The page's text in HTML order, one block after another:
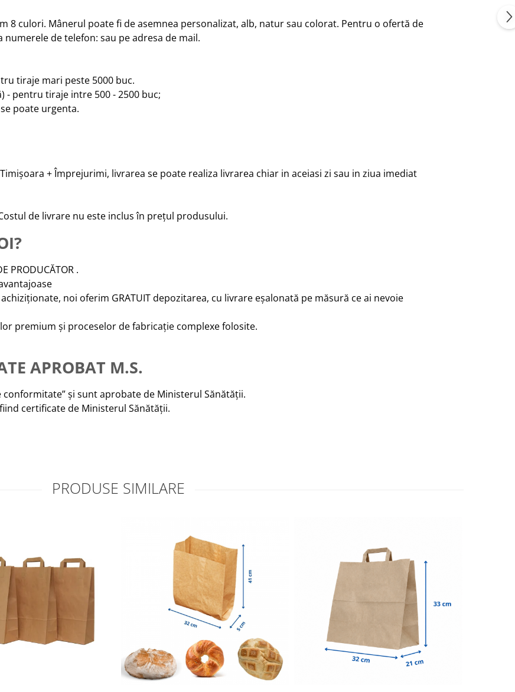
8 culori. Mânerul poate fi de asemnea personalizat, alb, natur sau colorat. Pentru o ofertă de
de telefon: sau pe adresa de mail.
tiraje mari peste 5000 buc.
- pentru tiraje intre 500 - 2500 buc;
poate urgenta.
+ Împrejurimi, livrarea se poate realiza livrarea chiar in aceiasi zi sau in ziua imediat
de livrare nu este inclus în prețul produsului.
PRODUCĂTOR .
noi oferim GRATUIT depozitarea, cu livrare eșalonată pe măsură ce ai nevoie
premium și proceselor de fabricație complexe folosite.
APROBAT M.S.
și sunt aprobate de Ministerul Sănătății.
certificate de Ministerul Sănătății.
PRODUSE SIMILARE